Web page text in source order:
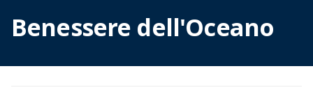
Benessere dell'Oceano